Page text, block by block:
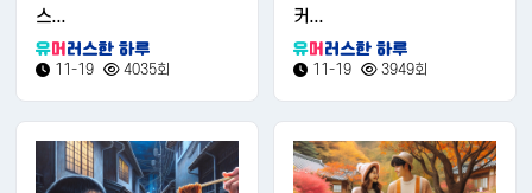
스...
11-19 4035회
커...
11-19 3949회